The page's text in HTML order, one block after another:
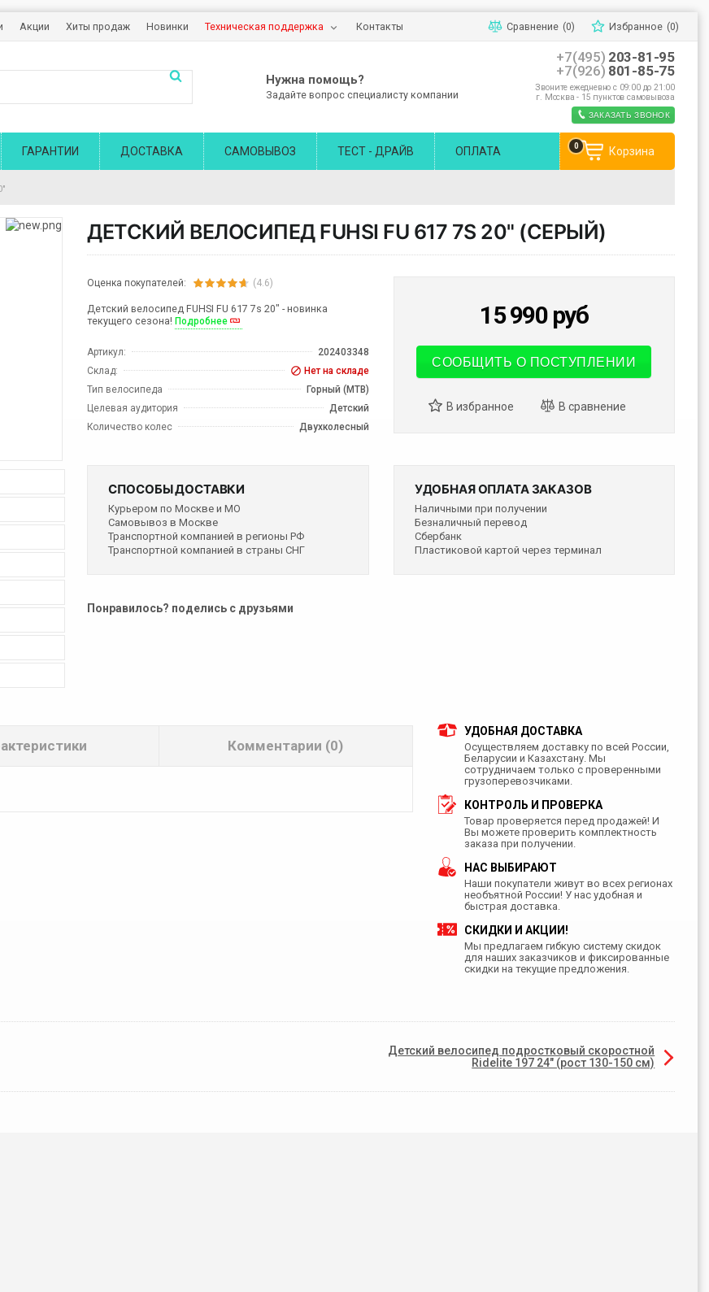
Акции Хиты продаж Новинки Техническая поддержка Контакты Сравнение (0) Избранное (0)
Нужна помощь?
Задайте вопрос специалисту компании
+7(495) 203-81-95
+7(926) 801-85-75
Звоните ежедневно с 09:00 до 21:00
г. Москва - 15 пунктов самовывоза
ЗАКАЗАТЬ ЗВОНОК
ГАРАНТИИ ДОСТАВКА САМОВЫВОЗ ТЕСТ - ДРАЙВ ОПЛАТА Корзина
0
ДЕТСКИЙ ВЕЛОСИПЕД FUHSI FU 617 7S 20" (СЕРЫЙ)
Оценка покупателей: (4.6)
Детский велосипед FUHSI FU 617 7s 20" - новинка
текущего сезона!Подробнее
Артикул:
202403348
Склад:
Нет на складе
Тип велосипеда
Горный (MTB)
Целевая аудитория
Детский
Количество колес
Двухколесный
15 990 руб
СООБЩИТЬ О ПОСТУПЛЕНИИ
СПОСОБЫ ДОСТАВКИ
Курьером по Москве и МО
Самовывоз в Москве
Транспортной компанией в регионы РФ
Транспортной компанией в страны СНГ
УДОБНАЯ ОПЛАТА ЗАКАЗОВ
Наличными при получении
Безналичный перевод
Сбербанк
Пластиковой картой через терминал
Понравилось? поделись с друзьями
Комментарии (0)
УДОБНАЯ ДОСТАВКА
Осуществляем доставку по всей России,
Беларусии и Казахстану. Мы
сотрудничаем только с проверенными
грузоперевозчиками.
КОНТРОЛЬ И ПРОВЕРКА
Товар проверяется перед продажей! И
Вы можете проверить комплектность
заказа при получении.
НАС ВЫБИРАЮТ
Наши покупатели живут во всех регионах
необъятной России! У нас удобная и
быстрая доставка.
СКИДКИ И АКЦИИ!
Мы предлагаем гибкую систему скидок
для наших заказчиков и фиксированные
скидки на текущие предложения.
Детский велосипед подростковый скоростной
Ridelite 197 24" (рост 130-150 см)